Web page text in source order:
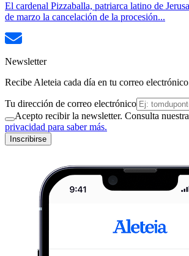
El cardenal Pizzaballa, patriarca latino de
de marzo la cancelación de la procesión...
Newsletter
Recibe Aleteia cada día en tu correo
Tu dirección de correo electrónico
Acepto recibir la newsletter. Consulta nuestra
privacidad para saber más.
Inscribirse